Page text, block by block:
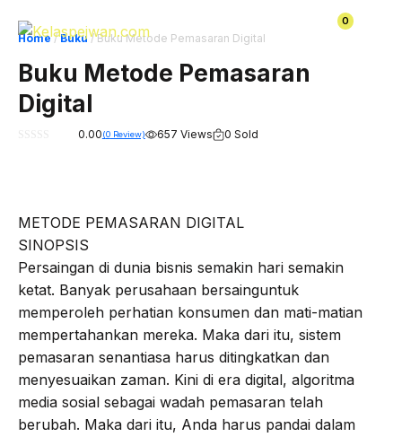
0
Home/Buku / Buku Metode Pemasaran Digital
Buku Metode Pemasaran
Digital
5
0.00(0Review) 657 Views 0 Sold
METODE PEMASARAN DIGITAL
SINOPSIS
Persaingan di dunia bisnis semakin hari semakin
ketat. Banyak perusahaan bersainguntuk
memperoleh perhatian konsumen dan mati-matian
mempertahankan mereka. Maka dari itu, sistem
pemasaran senantiasa harus ditingkatkan dan
menyesuaikan zaman. Kini di era digital, algoritma
media sosial sebagai wadah pemasaran telah
berubah. Maka dari itu, Anda harus pandai dalam